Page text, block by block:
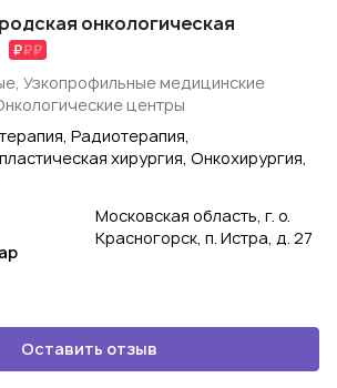
онкологическая
Узкопрофильные медицинские
центры
Радиотерапия,
хирургия, Онкохирургия,
Московская область, г. о.
Красногорск, п. Истра, д. 27
Оставить отзыв